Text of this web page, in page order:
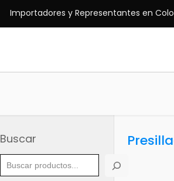
Importadores y Representantes en
Buscar